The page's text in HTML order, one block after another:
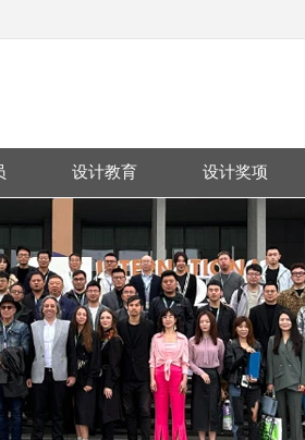
设计教育 设计奖项